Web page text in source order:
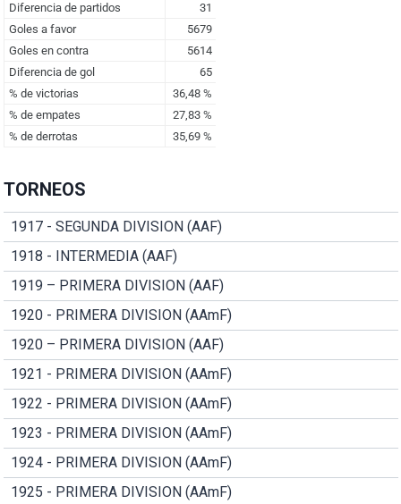
TORNEOS
1917 - SEGUNDA DIVISION (AAF)
1918 - INTERMEDIA (AAF)
1919 – PRIMERA DIVISION (AAF)
1920 - PRIMERA DIVISION (AAmF)
1920 – PRIMERA DIVISION (AAF)
1921 - PRIMERA DIVISION (AAmF)
1922 - PRIMERA DIVISION (AAmF)
1923 - PRIMERA DIVISION (AAmF)
1924 - PRIMERA DIVISION (AAmF)
1925 - PRIMERA DIVISION (AAmF)